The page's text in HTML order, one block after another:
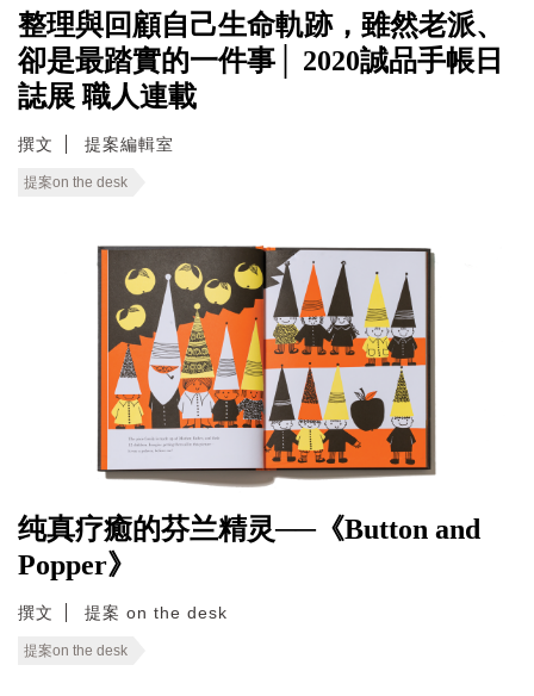
整理與回顧自己生命軌跡，雖然老派、
卻是最踏實的一件事│ 2020誠品手帳日
誌展 職人連載
撰文 提案編輯室
提案on the desk
纯真疗癒的芬兰精灵──《Button and
Popper》
撰文 提案 on the desk
提案on the desk